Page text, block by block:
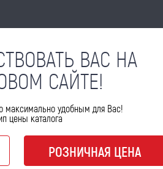
СВЯЗАТЬСЯ
ВАС НА
САЙТЕ!
максимально удобным для Вас!
цены каталога
РОЗНИЧНАЯ ЦЕНА